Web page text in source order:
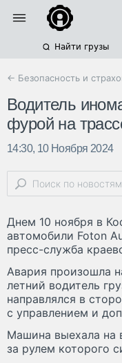
Найти грузы
← Безопасность и
Водитель
фурой на
14:30, 10 Ноября 2024
Днем 10 ноября в
автомобили Foton
пресс-служба
Авария произошла
летний водитель
направлялся в
с управлением и
Машина выехала на
за рулем которого